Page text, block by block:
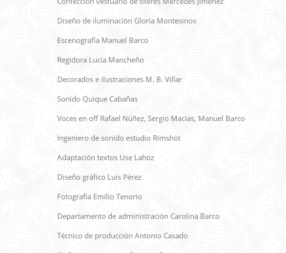
Diseño de iluminación Gloria Montesinos
Escenografía Manuel Barco
Regidora Lucía Mancheño
Decorados e ilustraciones M. B. Villar
Sonido Quique Cabañas
Voces en off Rafael Núñez, Sergio Macias, Manuel Barco
Ingeniero de sonido estudio Rimshot
Adaptación textos Use Lahoz
Diseño gráfico Luis Pérez
Fotografía Emilio Tenorio
Departamento de administración Carolina Barco
Técnico de producción Antonio Casado